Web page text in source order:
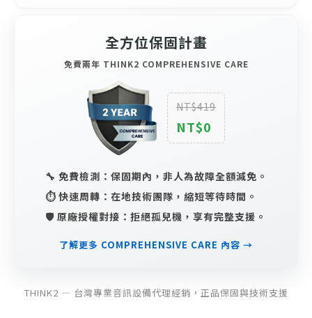
全方位保固計畫
免費兩年 THINK2 COMPREHENSIVE CARE
NT$419
NT$0
🔧 免費檢測：保固期內，非人為故障全額減免。
⏱️ 快速周轉：在地技術團隊，縮短等待時間。
🛡️ 原廠授權對接：拒絕孤兒機，享有完整支援。
了解更多 COMPREHENSIVE CARE 內容 →
THINK2 — 台灣專業音訊設備代理經銷，正品保固與技術支援